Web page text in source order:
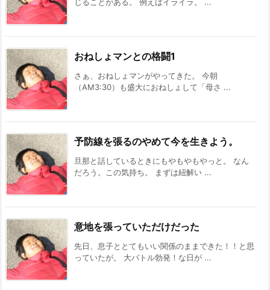
おねしょマンとの格闘1
さぁ、おねしょマンがやってきた。 今朝
（AM3:30）も盛大におねしょして「母さ ...
予防線を張るのやめて今を生きよう。
旦那と話しているときにもやもやもやっと。 なん
だろう。この気持ち。 まずは紐解い ...
意地を張っていただけだった
先日、息子ととてもいい関係のままできた！！と思
っていたが。 大バトル勃発！な日が ...